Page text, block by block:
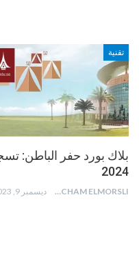
تقنية
بلاك بورد حفر الباطن:
2024
HICHAM ELMORSLI ديسمبر 9, 2023